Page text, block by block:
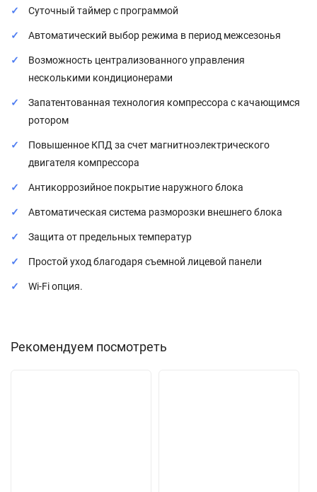
Суточный таймер с программой
Автоматический выбор режима в период межсезонья
Возможность централизованного управления
несколькими кондиционерами
Запатентованная технология компрессора с качающимся
ротором
Повышенное КПД за счет магнитноэлектрического
двигателя компрессора
Антикоррозийное покрытие наружного блока
Автоматическая система разморозки внешнего блока
Защита от предельных температур
Простой уход благодаря съемной лицевой панели
Wi-Fi опция.
Рекомендуем посмотреть